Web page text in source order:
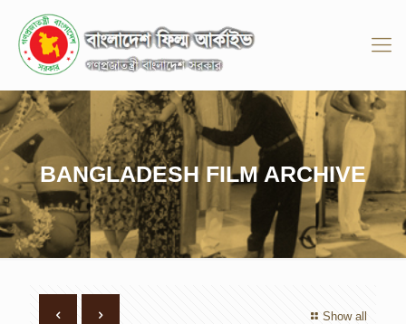
BANGLADESH FILM ARCHIVE
Show all